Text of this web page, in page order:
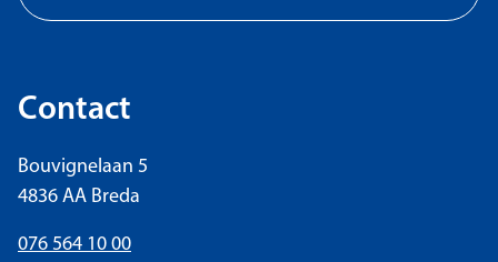
Contact
Bouvignelaan 5
4836 AA Breda
076 564 10 00